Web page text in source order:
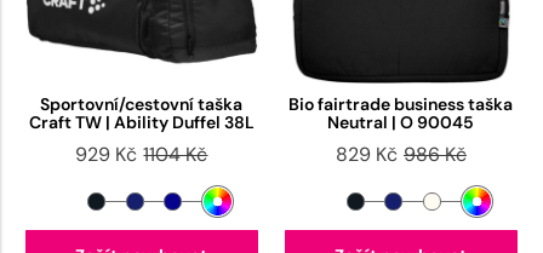
Sportovní/cestovní taška
Craft TW | Ability Duffel 38L
929 Kč 1104 Kč
Bio fairtrade business taška
Neutral | O 90045
829 Kč 986 Kč